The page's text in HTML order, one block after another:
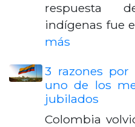
respuesta
indígenas fue
más
3 razones
uno de los
jubilados
Colombia